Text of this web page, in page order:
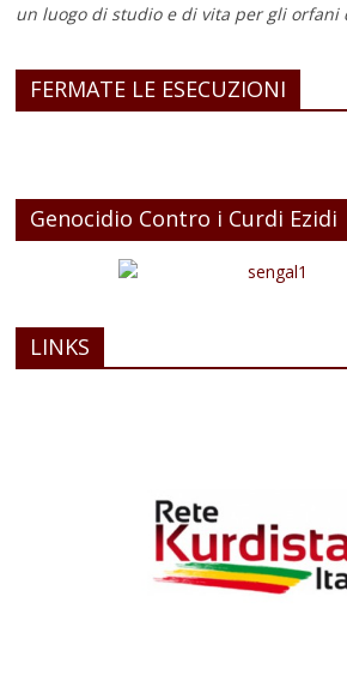
un luogo di studio e di vita per gli orfani
FERMATE LE ESECUZIONI
Genocidio Contro i Curdi Ezidi
LINKS